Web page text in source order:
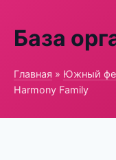
База
Главная » Южный
Harmony Family